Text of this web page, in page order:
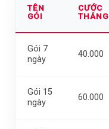
TÊN
GÓI
CƯỚC
THÁNG
Gói 7
ngày
40.000
Gói 15
ngày
60.000